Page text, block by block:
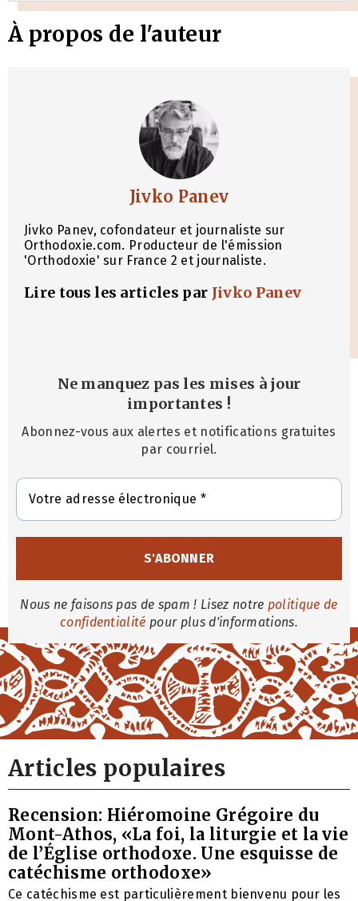
À propos de l'auteur
Jivko Panev
Jivko Panev, cofondateur et journaliste sur
Orthodoxie.com. Producteur de l'émission
'Orthodoxie' sur France 2 et journaliste.
Lire tous les articles par Jivko Panev
Ne manquez pas les mises à jour
importantes !
Abonnez-vous aux alertes et notifications gratuites
par courriel.
Nous ne faisons pas de spam ! Lisez notre politique de
confidentialité pour plus d'informations.
Articles populaires
Recension: Hiéromoine Grégoire du
Mont-Athos, «La foi, la liturgie et la vie
de l’Église orthodoxe. Une esquisse de
catéchisme orthodoxe»
Ce catéchisme est particulièrement bienvenu pour les